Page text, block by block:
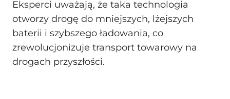
Eksperci uważają, że taka technologia
otworzy drogę do mniejszych, lżejszych
baterii i szybszego ładowania, co
zrewolucjonizuje transport towarowy na
drogach przyszłości.